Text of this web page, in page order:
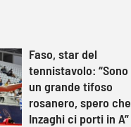
Faso, star del
tennistavolo: “Sono
un grande tifoso
rosanero, spero che
Inzaghi ci porti in A”